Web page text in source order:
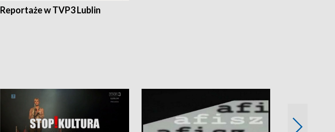
Reportaże w TVP3 Lublin